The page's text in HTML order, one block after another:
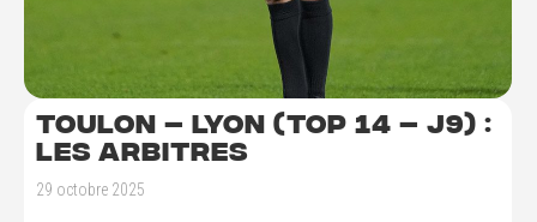
Toulon – Lyon (TOP 14 – J9) :
les arbitres
29 octobre 2025